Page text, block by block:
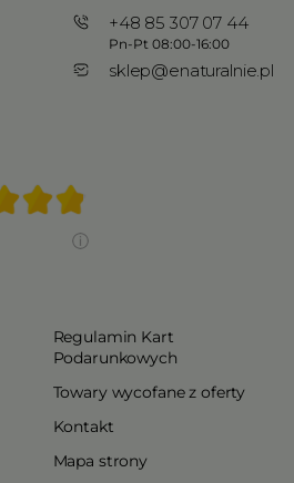
+48 85 307 07 44
Pn-Pt 08:00-16:00
sklep@enaturalnie.pl
Regulamin Kart
Podarunkowych
Towary wycofane z oferty
Kontakt
Mapa strony